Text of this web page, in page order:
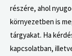
részére, ahol
környezetben is
tárgyakat. Ha
kapcsolatban,